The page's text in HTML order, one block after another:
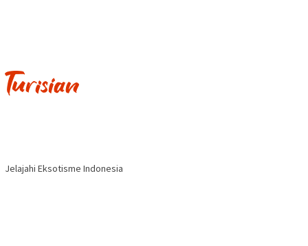
Jelajahi Eksotisme Indonesia